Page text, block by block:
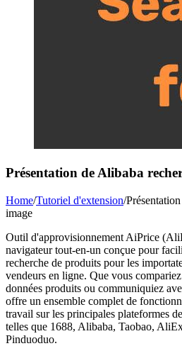
Présentation de Alibaba
Home/Tutoriel d'extension/
image
Outil d'approvisionnement AiPrice
navigateur tout-en-un conçue pour
recherche de produits pour les
vendeurs en ligne. Que vous
données produits ou communiquiez
offre un ensemble complet de
travail sur les principales plateformes
telles que 1688, Alibaba, Taobao,
Pinduoduo.